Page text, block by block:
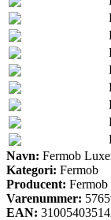
Navn: Fermob
Kategori: Fermob
Producent: Fermob
Varenummer:
EAN: